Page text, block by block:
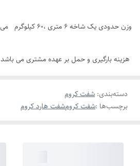
وزن حدودی یک شاخه 6 متری ،60 کیلوگرم می باشد
هزینه بارگیری و حمل بر عهده مشتری می باشد
دسته‌بندی: شفت کروم
برچسب‌ها :شفت کرومشفت هارد کروم